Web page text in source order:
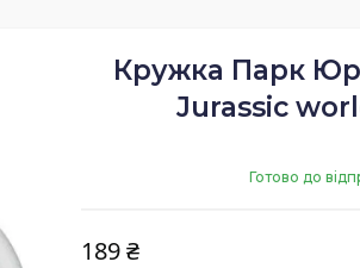
Кружка Парк
Jurassic
Готово до
189 ₴